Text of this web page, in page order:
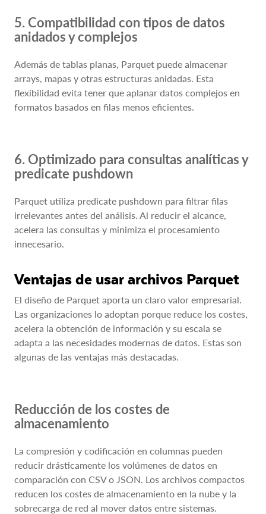
5. Compatibilidad con tipos de datos
anidados y complejos
Además de tablas planas, Parquet puede almacenar
arrays, mapas y otras estructuras anidadas. Esta
flexibilidad evita tener que aplanar datos complejos en
formatos basados en filas menos eficientes.
6. Optimizado para consultas analíticas y
predicate pushdown
Parquet utiliza predicate pushdown para filtrar filas
irrelevantes antes del análisis. Al reducir el alcance,
acelera las consultas y minimiza el procesamiento
innecesario.
Ventajas de usar archivos Parquet
El diseño de Parquet aporta un claro valor empresarial.
Las organizaciones lo adoptan porque reduce los costes,
acelera la obtención de información y su escala se
adapta a las necesidades modernas de datos. Estas son
algunas de las ventajas más destacadas.
Reducción de los costes de
almacenamiento
La compresión y codificación en columnas pueden
reducir drásticamente los volúmenes de datos en
comparación con CSV o JSON. Los archivos compactos
reducen los costes de almacenamiento en la nube y la
sobrecarga de red al mover datos entre sistemas.